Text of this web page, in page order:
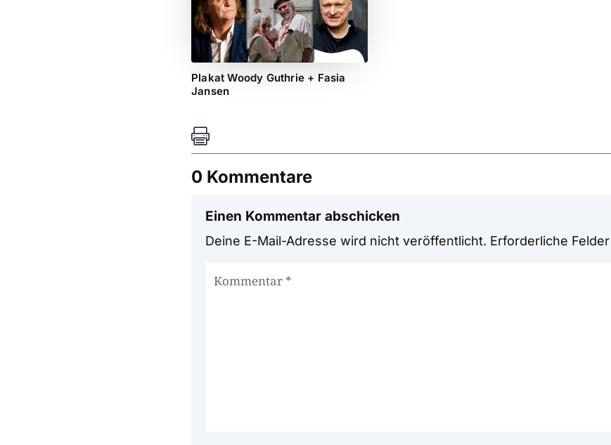
Plakat Woody Guthrie + Fasia
Jansen

0 Kommentare
Einen Kommentar abschicken
Deine E-Mail-Adresse wird nicht veröffentlicht. Erforderliche